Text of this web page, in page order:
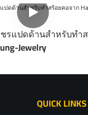
รแปดด้านสำหรับทำ
Jewelry
QUICK LINKS